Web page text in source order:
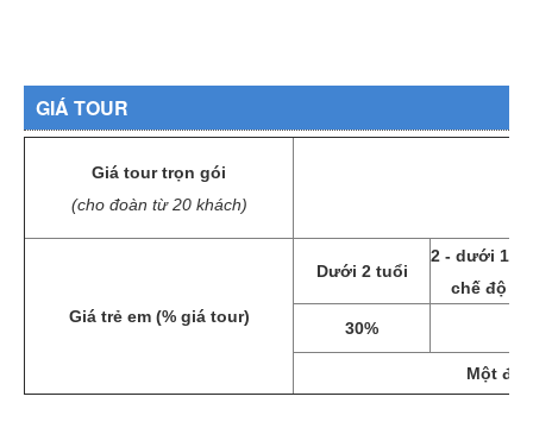
GIÁ TOUR
Giá tour trọn gói
(cho đoàn từ 20 khách)
Giá trẻ em (% giá tour)
Dưới 2 tuổi
2 - dưới 12
chế độ
30%
Một